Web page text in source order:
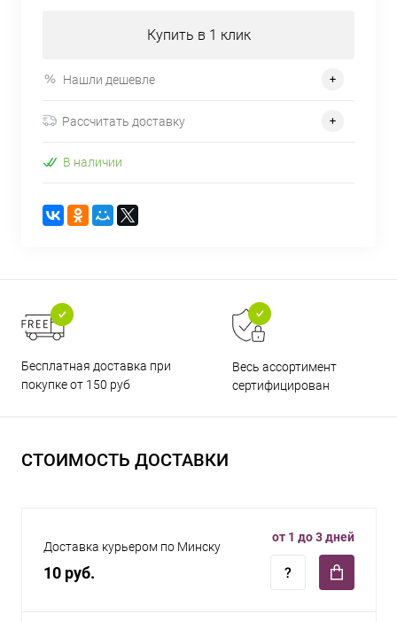
Купить в 1 клик
Нашли дешевле
Рассчитать доставку
В наличии
Бесплатная доставка при
покупке от 150 руб
Весь ассортимент
сертифицирован
СТОИМОСТЬ ДОСТАВКИ
Доставка курьером по Минску
10 руб.
от 1 до 3 дней